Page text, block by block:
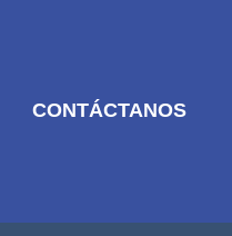
CONTÁCTANOS